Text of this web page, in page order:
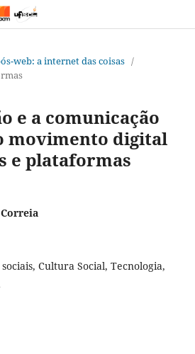
web: a internet das coisas /
e a comunicação
movimento digital
e plataformas
sociais, Cultura Social, Tecnologia,